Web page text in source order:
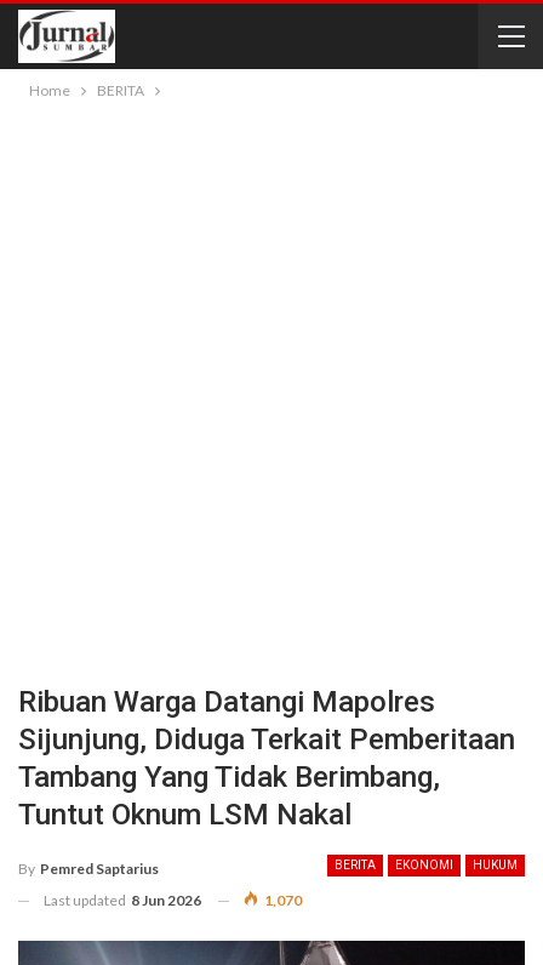
Home BERITA
Ribuan Warga Datangi Mapolres
Sijunjung, Diduga Terkait Pemberitaan
Tambang Yang Tidak Berimbang,
Tuntut Oknum LSM Nakal
BERITA EKONOMI HUKUM
By Pemred Saptarius
Last updated 8 Jun 2026 1,070